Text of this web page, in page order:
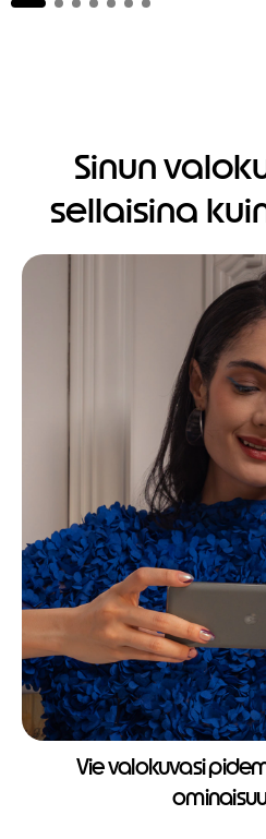
Sinun
sellaisina
Vie valokuvasi